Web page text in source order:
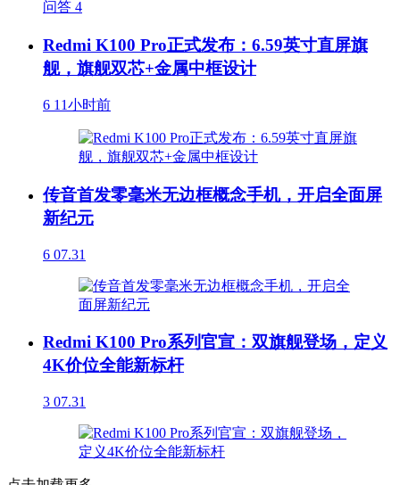
问答 4
Redmi K100 Pro正式发布：6.59英寸直屏旗
舰，旗舰双芯+金属中框设计
6 11小时前
传音首发零毫米无边框概念手机，开启全面屏
新纪元
6 07.31
Redmi K100 Pro系列官宣：双旗舰登场，定义
4K价位全能新标杆
3 07.31